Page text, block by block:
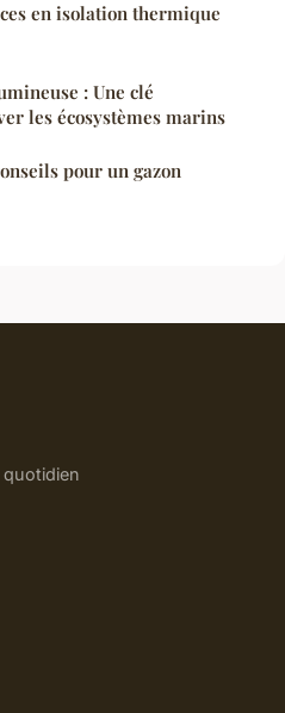
en isolation thermique
: Une clé
les écosystèmes marins
pour un gazon